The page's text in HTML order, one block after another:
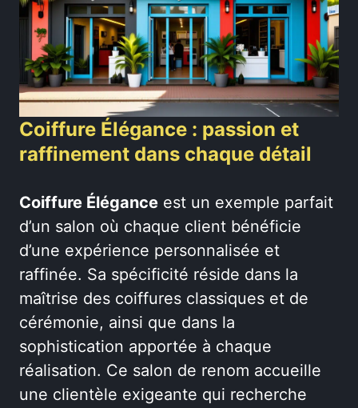
Coiffure Élégance : passion et
raffinement dans chaque détail
Coiffure Élégance est un exemple parfait
d’un salon où chaque client bénéficie
d’une expérience personnalisée et
raffinée. Sa spécificité réside dans la
maîtrise des coiffures classiques et de
cérémonie, ainsi que dans la
sophistication apportée à chaque
réalisation. Ce salon de renom accueille
une clientèle exigeante qui recherche